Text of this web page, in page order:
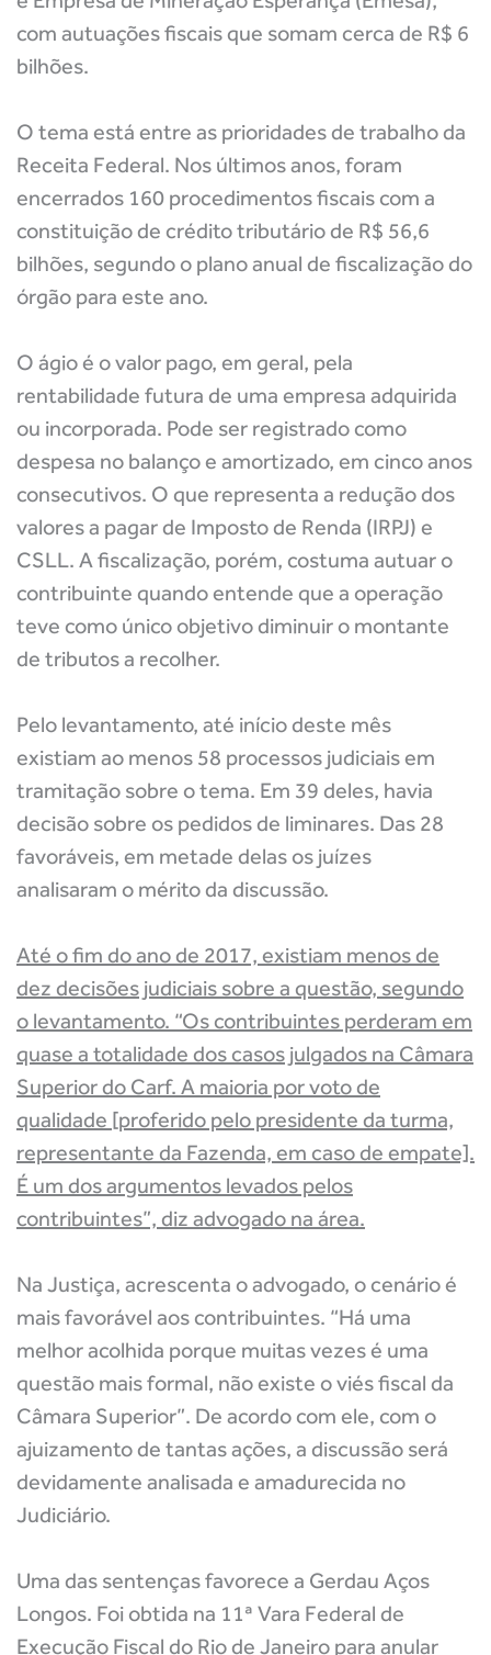
com autuações fiscais que somam cerca de R$ 6
bilhões.
O tema está entre as prioridades de trabalho da
Receita Federal. Nos últimos anos, foram
encerrados 160 procedimentos fiscais com a
constituição de crédito tributário de R$ 56,6
bilhões, segundo o plano anual de fiscalização do
órgão para este ano.
O ágio é o valor pago, em geral, pela
rentabilidade futura de uma empresa adquirida
ou incorporada. Pode ser registrado como
despesa no balanço e amortizado, em cinco anos
consecutivos. O que representa a redução dos
valores a pagar de Imposto de Renda (IRPJ) e
CSLL. A fiscalização, porém, costuma autuar o
contribuinte quando entende que a operação
teve como único objetivo diminuir o montante
de tributos a recolher.
Pelo levantamento, até início deste mês
existiam ao menos 58 processos judiciais em
tramitação sobre o tema. Em 39 deles, havia
decisão sobre os pedidos de liminares. Das 28
favoráveis, em metade delas os juízes
analisaram o mérito da discussão.
Até o fim do ano de 2017, existiam menos de
dez decisões judiciais sobre a questão, segundo
o levantamento. “Os contribuintes perderam em
quase a totalidade dos casos julgados na Câmara
Superior do Carf. A maioria por voto de
qualidade [proferido pelo presidente da turma,
representante da Fazenda, em caso de empate].
É um dos argumentos levados pelos
contribuintes”, diz advogado na área.
Na Justiça, acrescenta o advogado, o cenário é
mais favorável aos contribuintes. “Há uma
melhor acolhida porque muitas vezes é uma
questão mais formal, não existe o viés fiscal da
Câmara Superior”. De acordo com ele, com o
ajuizamento de tantas ações, a discussão será
devidamente analisada e amadurecida no
Judiciário.
Uma das sentenças favorece a Gerdau Aços
Longos. Foi obtida na 11ª Vara Federal de
Execução Fiscal do Rio de Janeiro para anular